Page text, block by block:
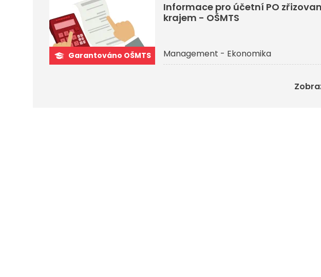
Garantováno OŠMTS
Informace pro účetní PO
krajem - OŠMTS
Management - Ekonomika